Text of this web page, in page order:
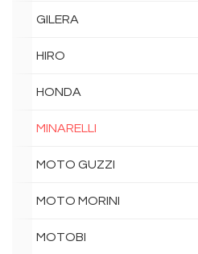
GILERA
HIRO
HONDA
MINARELLI
MOTO GUZZI
MOTO MORINI
MOTOBI